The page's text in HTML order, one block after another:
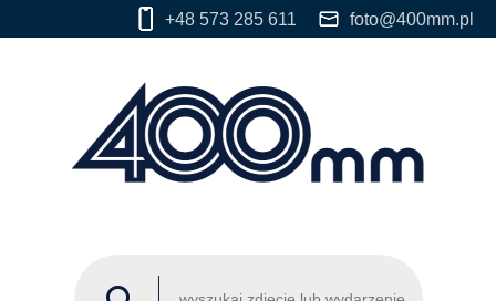
+48 573 285 611 foto@400mm.pl